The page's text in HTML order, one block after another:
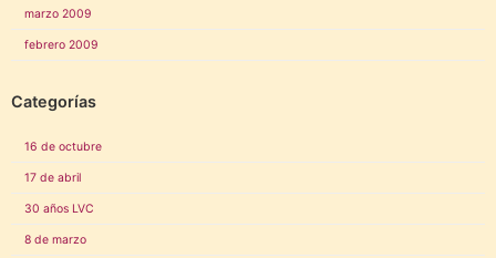
marzo 2009
febrero 2009
Categorías
16 de octubre
17 de abril
30 años LVC
8 de marzo